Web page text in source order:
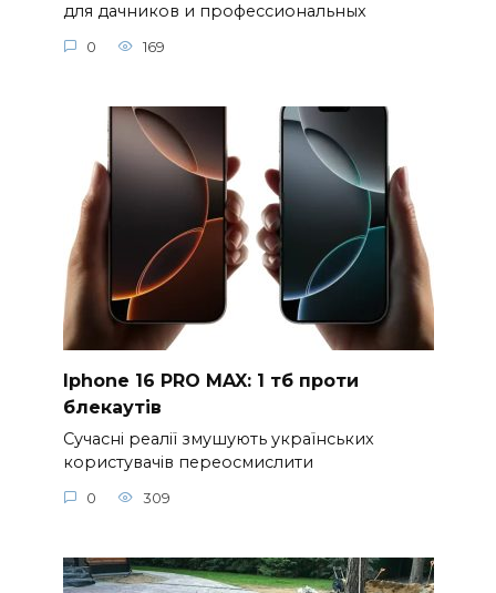
для дачников и профессиональных
0 169
Iphone 16 PRO MAX: 1 тб проти
блекаутів
Сучасні реалії змушують українських
користувачів переосмислити
0 309